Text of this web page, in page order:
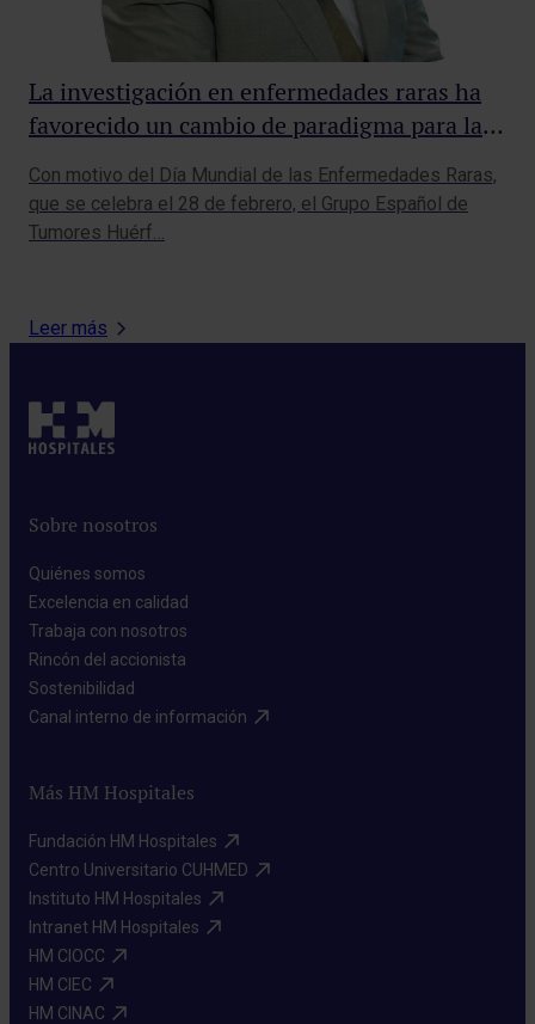
La investigación en enfermedades raras ha
favorecido un cambio de paradigma para las
Con motivo del Día Mundial de las Enfermedades Raras,
que se celebra el 28 de febrero, el Grupo Español de
Tumores Huérf…
Leer más
Sobre nosotros
Quiénes somos​
Excelencia en calidad​
Trabaja con nosotros​
Rincón del accionista​
Sostenibilidad​
Canal interno de información​
Más HM Hospitales
Fundación HM Hospitales​
Centro Universitario CUHMED​
Instituto HM Hospitales​
Intranet HM Hospitales​
HM CIOCC​
HM CIEC​
HM CINAC​